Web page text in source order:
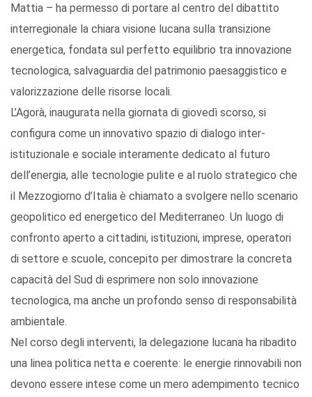
Mattia – ha permesso di portare al centro del dibattito
interregionale la chiara visione lucana sulla transizione
energetica, fondata sul perfetto equilibrio tra innovazione
tecnologica, salvaguardia del patrimonio paesaggistico e
valorizzazione delle risorse locali.
L’Agorà, inaugurata nella giornata di giovedì scorso, si
configura come un innovativo spazio di dialogo inter-
istituzionale e sociale interamente dedicato al futuro
dell’energia, alle tecnologie pulite e al ruolo strategico che
il Mezzogiorno d’Italia è chiamato a svolgere nello scenario
geopolitico ed energetico del Mediterraneo. Un luogo di
confronto aperto a cittadini, istituzioni, imprese, operatori
di settore e scuole, concepito per dimostrare la concreta
capacità del Sud di esprimere non solo innovazione
tecnologica, ma anche un profondo senso di responsabilità
ambientale.
Nel corso degli interventi, la delegazione lucana ha ribadito
una linea politica netta e coerente: le energie rinnovabili non
devono essere intese come un mero adempimento tecnico